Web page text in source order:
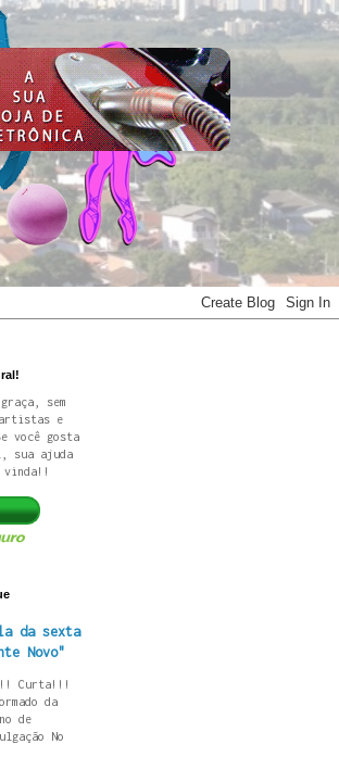
sem
artistas e
você gosta
sua ajuda
vinda!!
da sexta
Novo"
Curta!!!
da
de
No